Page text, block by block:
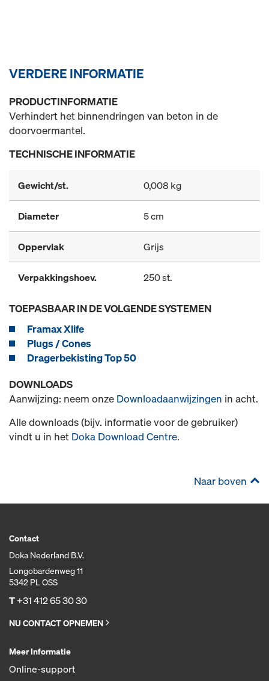
VERDERE INFORMATIE
PRODUCTINFORMATIE
Verhindert het binnendringen van beton in de
doorvoermantel.
TECHNISCHE INFORMATIE
Gewicht/st. 0,008 kg
Diameter 5 cm
Oppervlak Grijs
Verpakkingshoev. 250 st.
TOEPASBAAR IN DE VOLGENDE SYSTEMEN
Framax Xlife
Plugs / Cones
Dragerbekisting Top 50
DOWNLOADS
Aanwijzing: neem onze Downloadaanwijzingen in acht.
Alle downloads (bijv. informatie voor de gebruiker)
vindt u in het Doka Download Centre.
Naar boven
Contact
Doka Nederland B.V.
Longobardenweg 11
5342 PL OSS
T+31 412 65 30 30
NU CONTACT OPNEMEN
Meer Informatie
Online-support